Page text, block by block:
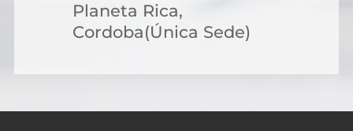
Planeta Rica,
Cordoba(Única Sede)